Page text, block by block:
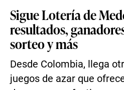
Sigue Lotería de
resultados,
sorteo y más
Desde Colombia, llega
juegos de azar que